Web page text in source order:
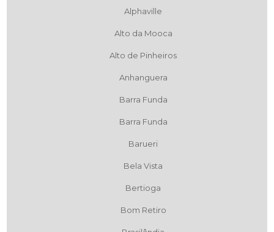
Alphaville
Alto da Mooca
Alto de Pinheiros
Anhanguera
Barra Funda
Barra Funda
Barueri
Bela Vista
Bertioga
Bom Retiro